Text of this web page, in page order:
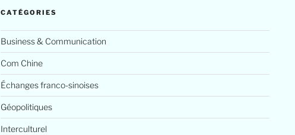
CATÉGORIES
Business & Communication
Com Chine
Échanges franco-sinoises
Géopolitiques
Interculturel